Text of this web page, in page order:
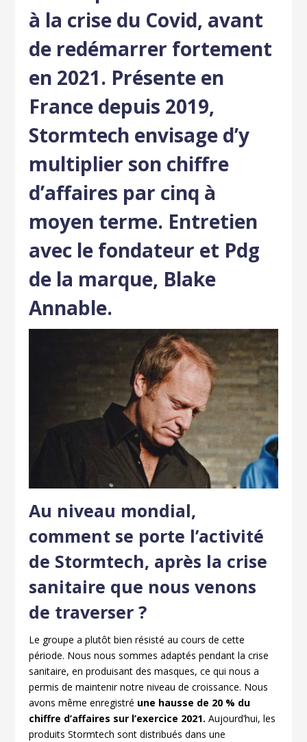
à la crise du Covid, avant
de redémarrer fortement
en 2021. Présente en
France depuis 2019,
Stormtech envisage d’y
multiplier son chiffre
d’affaires par cinq à
moyen terme. Entretien
avec le fondateur et Pdg
de la marque, Blake
Annable.
Au niveau mondial,
comment se porte l’activité
de Stormtech, après la crise
sanitaire que nous venons
de traverser ?
Le groupe a plutôt bien résisté au cours de cette
période. Nous nous sommes adaptés pendant la crise
sanitaire, en produisant des masques, ce qui nous a
permis de maintenir notre niveau de croissance. Nous
avons même enregistré une hausse de 20 % du
chiffre d’affaires sur l’exercice 2021. Aujourd’hui, les
produits Stormtech sont distribués dans une